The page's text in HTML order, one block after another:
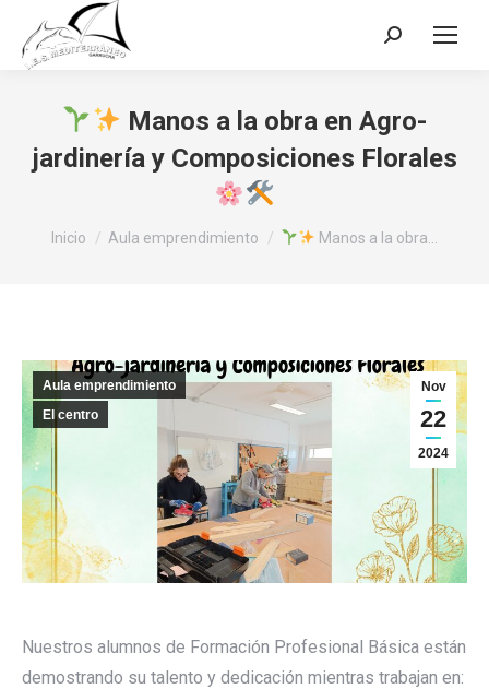
Buscar:
Manos a la obra en Agro-
jardinería y Composiciones Florales
Estás aquí:
Inicio Aula emprendimiento Manos a la obra…
Nov
22
2024
Aula emprendimiento
El centro
Nuestros alumnos de Formación Profesional Básica están
demostrando su talento y dedicación mientras trabajan en: